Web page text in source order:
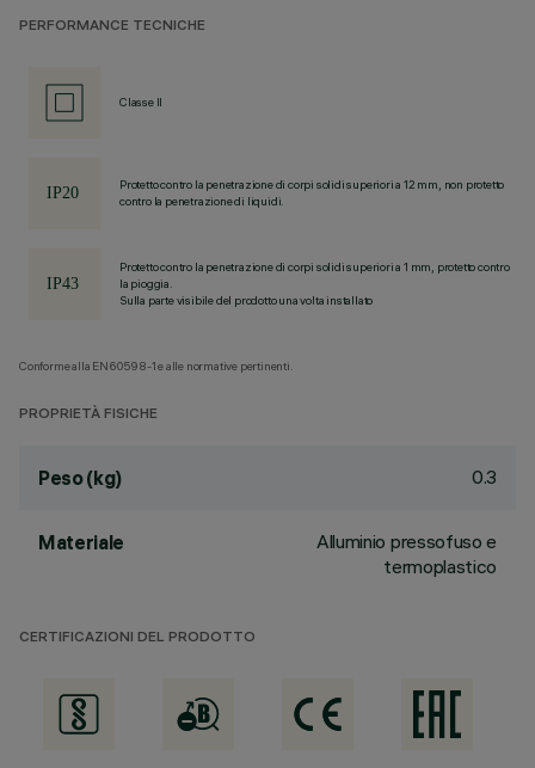
PERFORMANCE TECNICHE
Classe II
Protetto contro la penetrazione di corpi solidi superiori a 12 mm, non protetto
contro la penetrazione di liquidi.
Protetto contro la penetrazione di corpi solidi superiori a 1 mm, protetto contro
la pioggia.
Sulla parte visibile del prodotto una volta installato
Conforme alla EN60598-1 e alle normative pertinenti.
PROPRIETÀ FISICHE
Peso (kg) 0.3
Materiale
Alluminio pressofuso e
termoplastico
CERTIFICAZIONI DEL PRODOTTO